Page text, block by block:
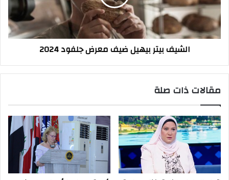
جلفود
2024
الشيف بيتر بيهيل ضيف معرض جلفود 2024
مقالات ذات صلة